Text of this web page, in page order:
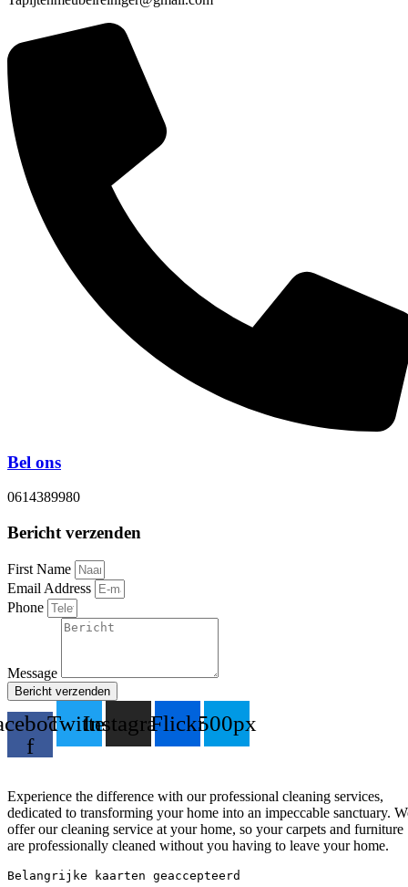
Bel ons
0614389980
Bericht verzenden
First Name
Email Address
Phone
Message
Bericht verzenden
f
TwitterInstagramFlickr500px
Experience the difference with our professional cleaning services,
dedicated to transforming your home into an impeccable sanctuary.
offer our cleaning service at your home, so your carpets and furniture
are professionally cleaned without you having to leave your home.
Belangrijke kaarten geaccepteerd